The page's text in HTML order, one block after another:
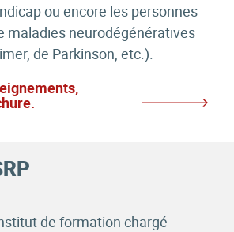
ou encore les personnes
maladies neurodégénératives
de Parkinson, etc.).
de formation chargé